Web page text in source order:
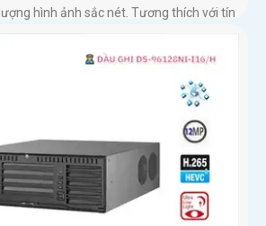
hình ảnh sắc nét. Tương thích với tín